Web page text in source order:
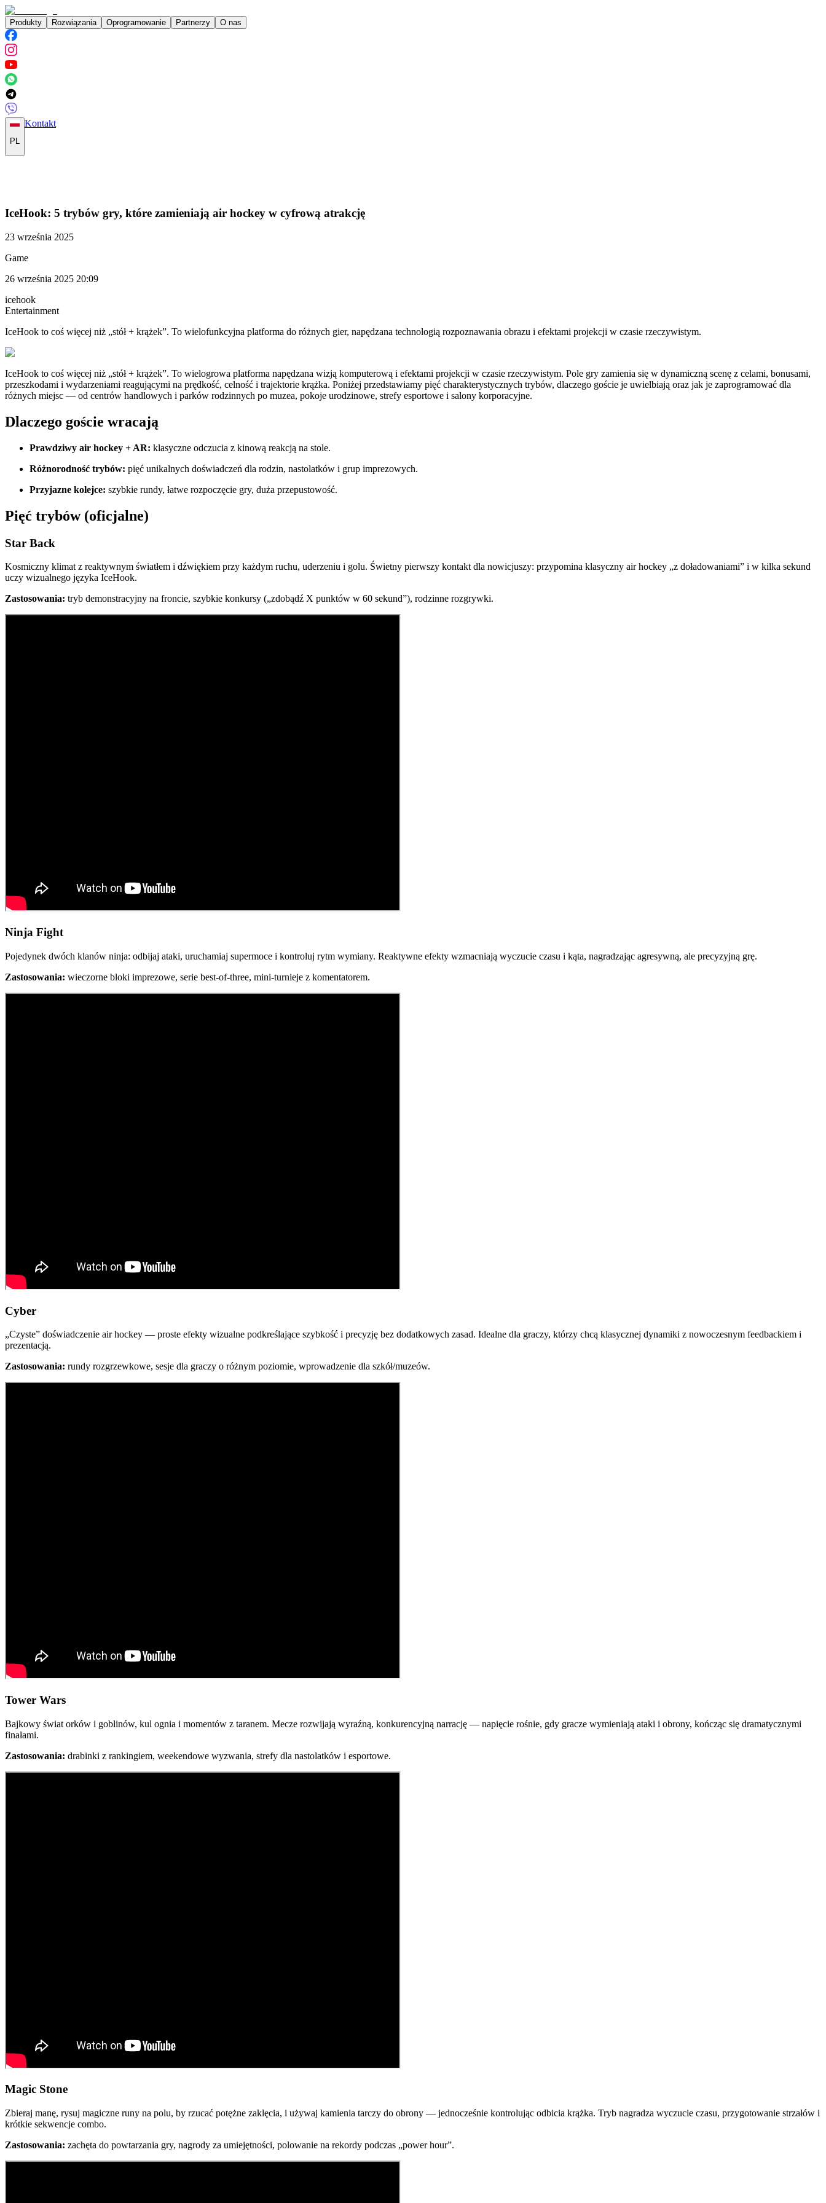
Produkty Rozwiązania Oprogramowanie Partnerzy O nas
PL
Kontakt
IceHook: 5 trybów gry, które zamieniają air hockey w cyfrową atrakcję
23 września 2025
Game
26 września 2025 20:09
icehook
Entertainment
IceHook to coś więcej niż „stół + krążek”. To wielofunkcyjna platforma do różnych gier, napędzana technologią rozpoznawania obrazu i efektami projekcji w czasie rzeczywistym.
IceHook to coś więcej niż „stół + krążek”. To wielogrowa platforma napędzana wizją komputerową i efektami projekcji w czasie rzeczywistym. Pole gry zamienia się w dynamiczną scenę z celami, bonusami,
przeszkodami i wydarzeniami reagującymi na prędkość, celność i trajektorie krążka. Poniżej przedstawiamy pięć charakterystycznych trybów, dlaczego goście je uwielbiają oraz jak je zaprogramować dla
różnych miejsc — od centrów handlowych i parków rodzinnych po muzea, pokoje urodzinowe, strefy esportowe i salony korporacyjne.
Dlaczego goście wracają
Prawdziwy air hockey + AR: klasyczne odczucia z kinową reakcją na stole.
Różnorodność trybów: pięć unikalnych doświadczeń dla rodzin, nastolatków i grup imprezowych.
Przyjazne kolejce: szybkie rundy, łatwe rozpoczęcie gry, duża przepustowość.
Pięć trybów (oficjalne)
Star Back
Kosmiczny klimat z reaktywnym światłem i dźwiękiem przy każdym ruchu, uderzeniu i golu. Świetny pierwszy kontakt dla nowicjuszy: przypomina klasyczny air hockey „z doładowaniami” i w kilka sekund
uczy wizualnego języka IceHook.
Zastosowania: tryb demonstracyjny na froncie, szybkie konkursy („zdobądź X punktów w 60 sekund”), rodzinne rozgrywki.
Ninja Fight
Pojedynek dwóch klanów ninja: odbijaj ataki, uruchamiaj supermoce i kontroluj rytm wymiany. Reaktywne efekty wzmacniają wyczucie czasu i kąta, nagradzając agresywną, ale precyzyjną grę.
Zastosowania: wieczorne bloki imprezowe, serie best-of-three, mini-turnieje z komentatorem.
Cyber
„Czyste” doświadczenie air hockey — proste efekty wizualne podkreślające szybkość i precyzję bez dodatkowych zasad. Idealne dla graczy, którzy chcą klasycznej dynamiki z nowoczesnym feedbackiem i
prezentacją.
Zastosowania: rundy rozgrzewkowe, sesje dla graczy o różnym poziomie, wprowadzenie dla szkół/muzeów.
Tower Wars
Bajkowy świat orków i goblinów, kul ognia i momentów z taranem. Mecze rozwijają wyraźną, konkurencyjną narrację — napięcie rośnie, gdy gracze wymieniają ataki i obrony, kończąc się dramatycznymi
finałami.
Zastosowania: drabinki z rankingiem, weekendowe wyzwania, strefy dla nastolatków i esportowe.
Magic Stone
Zbieraj manę, rysuj magiczne runy na polu, by rzucać potężne zaklęcia, i używaj kamienia tarczy do obrony — jednocześnie kontrolując odbicia krążka. Tryb nagradza wyczucie czasu, przygotowanie strzałów i
krótkie sekwencje combo.
Zastosowania: zachęta do powtarzania gry, nagrody za umiejętności, polowanie na rekordy podczas „power hour”.